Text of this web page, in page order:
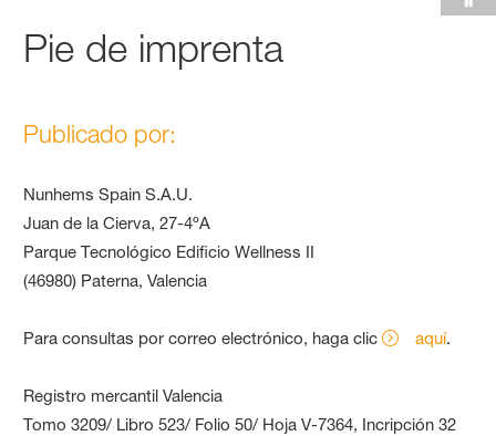
Pie de imprenta
Publicado por:
Nunhems Spain S.A.U.
Juan de la Cierva, 27-4ºA
Parque Tecnológico Edificio Wellness II
(46980) Paterna, Valencia
Para consultas por correo electrónico, haga clic aquí.
Registro mercantil Valencia
Tomo 3209/ Libro 523/ Folio 50/ Hoja V-7364, Incripción 32